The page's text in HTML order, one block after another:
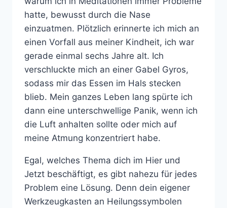
hatte, bewusst durch die Nase
einzuatmen. Plötzlich erinnerte ich mich an
einen Vorfall aus meiner Kindheit, ich war
gerade einmal sechs Jahre alt. Ich
verschluckte mich an einer Gabel Gyros,
sodass mir das Essen im Hals stecken
blieb. Mein ganzes Leben lang spürte ich
dann eine unterschwellige Panik, wenn ich
die Luft anhalten sollte oder mich auf
meine Atmung konzentriert habe.
Egal, welches Thema dich im Hier und
Jetzt beschäftigt, es gibt nahezu für jedes
Problem eine Lösung. Denn dein eigener
Werkzeugkasten an Heilungssymbolen